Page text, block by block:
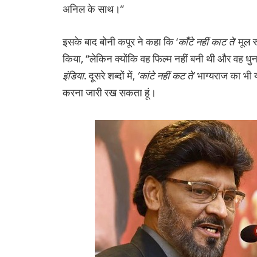
अनिल के साथ।”
इसके बाद बोनी कपूर ने कहा कि ‘काँटे नहीं काट ते‘ मूल
किया, “लेकिन क्योंकि वह फिल्म नहीं बनी थी और वह
इंडिया. दूसरे शब्दों में, ‘कांटे नहीं कट ते’भाग्यराज का भी
करना जारी रख सकता हूं।